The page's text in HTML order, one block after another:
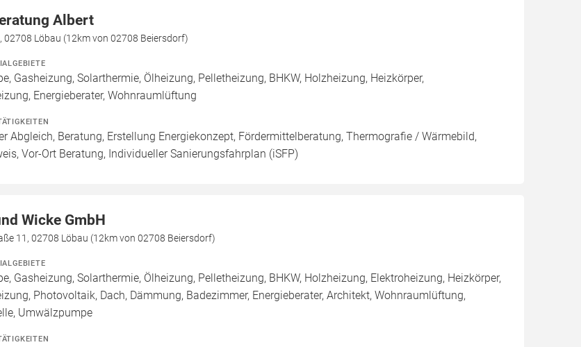
Albert
02708 Löbau (12km von 02708 Beiersdorf)
Gasheizung, Solarthermie, Ölheizung, Pelletheizung, BHKW, Holzheizung, Heizkörper,
Energieberater, Wohnraumlüftung
Abgleich, Beratung, Erstellung Energiekonzept, Fördermittelberatung, Thermografie / Wärmebild,
Vor-Ort Beratung, Individueller Sanierungsfahrplan (iSFP)
Wicke GmbH
11, 02708 Löbau (12km von 02708 Beiersdorf)
Gasheizung, Solarthermie, Ölheizung, Pelletheizung, BHKW, Holzheizung, Elektroheizung, Heizkörper,
Photovoltaik, Dach, Dämmung, Badezimmer, Energieberater, Architekt, Wohnraumlüftung,
Umwälzpumpe